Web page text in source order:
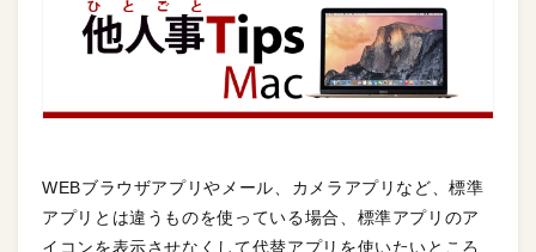
WEBブラウザアプリやメール、カメラアプリなど、標準
アプリとは違うものを使っている場合、標準アプリのア
イコンを表示させなくして代替アプリを使いたいところ